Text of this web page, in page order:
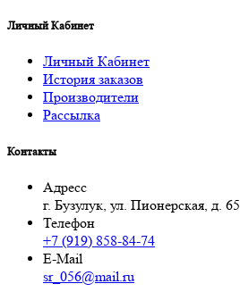
Личный Кабинет
Личный Кабинет
История заказов
Производители
Рассылка
Контакты
Адресс
г. Бузулук, ул. Пионерская, д. 65
Телефон
+7 (919) 858-84-74
E-Mail
sr_056@mail.ru